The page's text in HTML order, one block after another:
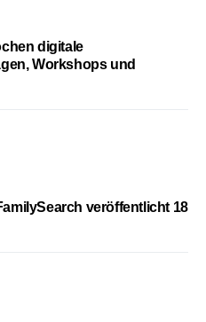
digitale
Workshops und
veröffentlicht 18